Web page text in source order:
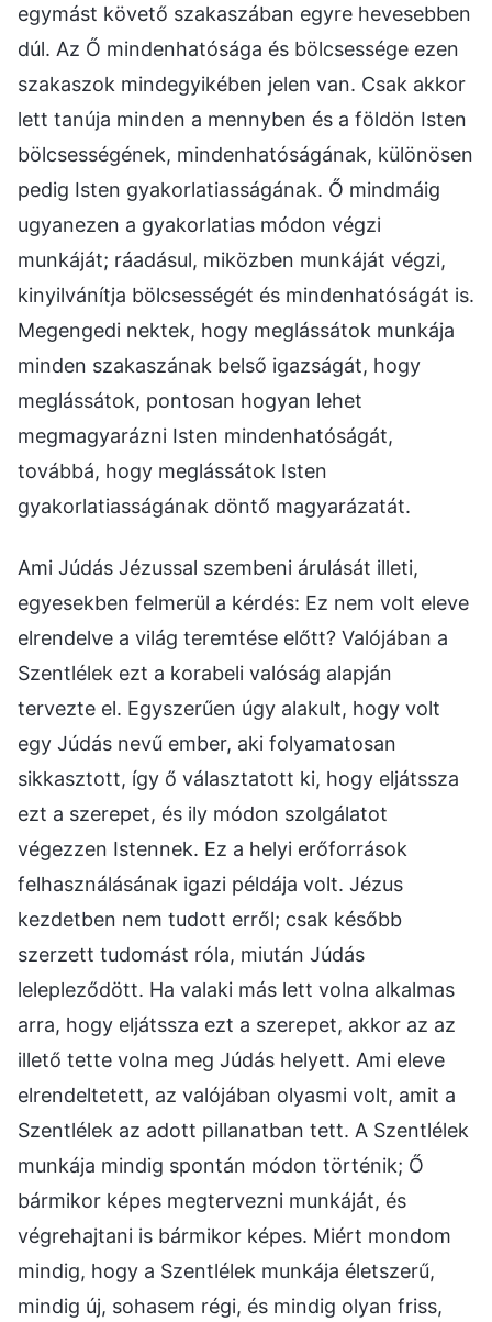
egymást követő szakaszában egyre hevesebben
dúl. Az Ő mindenhatósága és bölcsessége ezen
szakaszok mindegyikében jelen van. Csak akkor
lett tanúja minden a mennyben és a földön Isten
bölcsességének, mindenhatóságának, különösen
pedig Isten gyakorlatiasságának. Ő mindmáig
ugyanezen a gyakorlatias módon végzi
munkáját; ráadásul, miközben munkáját végzi,
kinyilvánítja bölcsességét és mindenhatóságát is.
Megengedi nektek, hogy meglássátok munkája
minden szakaszának belső igazságát, hogy
meglássátok, pontosan hogyan lehet
megmagyarázni Isten mindenhatóságát,
továbbá, hogy meglássátok Isten
gyakorlatiasságának döntő magyarázatát.
Ami Júdás Jézussal szembeni árulását illeti,
egyesekben felmerül a kérdés: Ez nem volt eleve
elrendelve a világ teremtése előtt? Valójában a
Szentlélek ezt a korabeli valóság alapján
tervezte el. Egyszerűen úgy alakult, hogy volt
egy Júdás nevű ember, aki folyamatosan
sikkasztott, így ő választatott ki, hogy eljátssza
ezt a szerepet, és ily módon szolgálatot
végezzen Istennek. Ez a helyi erőforrások
felhasználásának igazi példája volt. Jézus
kezdetben nem tudott erről; csak később
szerzett tudomást róla, miután Júdás
lelepleződött. Ha valaki más lett volna alkalmas
arra, hogy eljátssza ezt a szerepet, akkor az az
illető tette volna meg Júdás helyett. Ami eleve
elrendeltetett, az valójában olyasmi volt, amit a
Szentlélek az adott pillanatban tett. A Szentlélek
munkája mindig spontán módon történik; Ő
bármikor képes megtervezni munkáját, és
végrehajtani is bármikor képes. Miért mondom
mindig, hogy a Szentlélek munkája életszerű,
mindig új, sohasem régi, és mindig olyan friss,